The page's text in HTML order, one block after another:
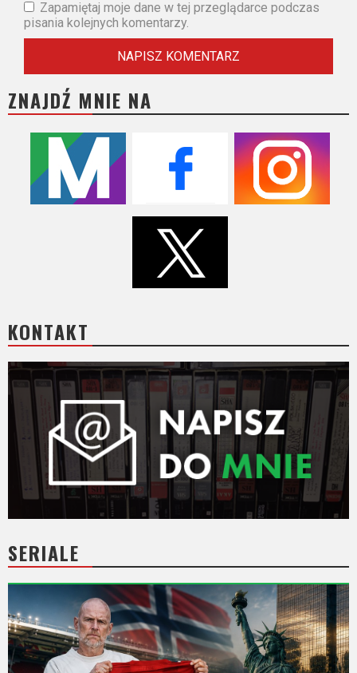
Zapamiętaj moje dane w tej przeglądarce podczas
pisania kolejnych komentarzy.
ZNAJDŹ MNIE NA
KONTAKT
SERIALE